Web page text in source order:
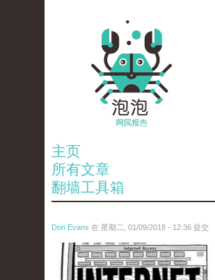
主页
所有文章
翻墙工具箱
Don Evans 在 星期二, 01/09/2018 - 12:36 提交
wechatimg866.jpeg